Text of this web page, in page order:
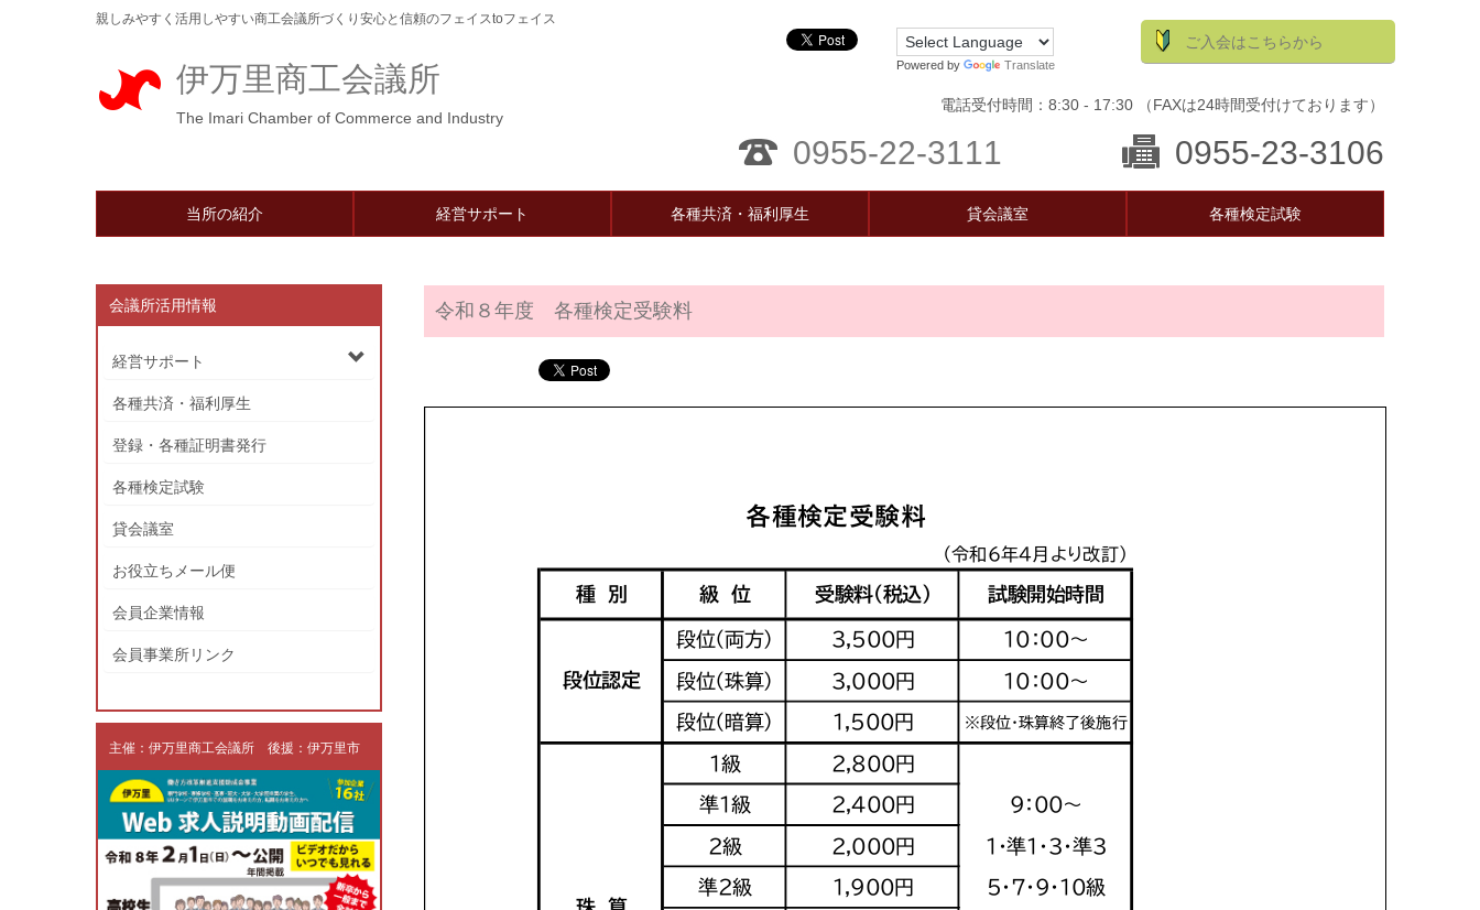
親しみやすく活用しやすい商工会議所づくり安心と信頼のフェイスtoフェイス
伊万里商工会議所
The Imari Chamber of Commerce and Industry
Powered by Translate
ご入会はこちらから
電話受付時間：8:30 - 17:30 （FAXは24時間受付けております）
0955-22-3111 0955-23-3106
当所の紹介 経営サポート 各種共済・福利厚生 貸会議室 各種検定試験
令和８年度 各種検定受験料
会議所活用情報
経営サポート
各種共済・福利厚生
登録・各種証明書発行
各種検定試験
貸会議室
お役立ちメール便
会員企業情報
会員事業所リンク
主催：伊万里商工会議所 後援：伊万里市